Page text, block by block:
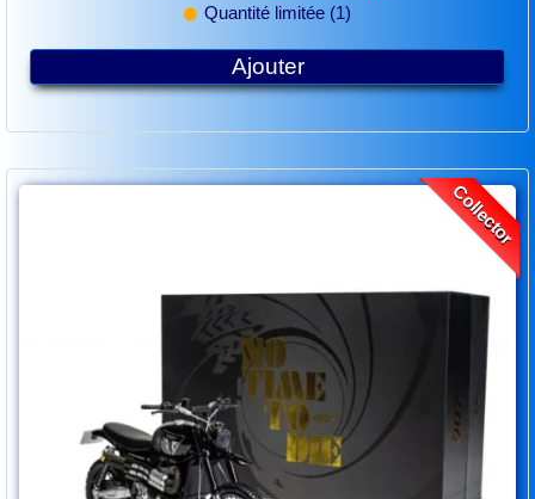
Quantité limitée (1)
Ajouter
Collector